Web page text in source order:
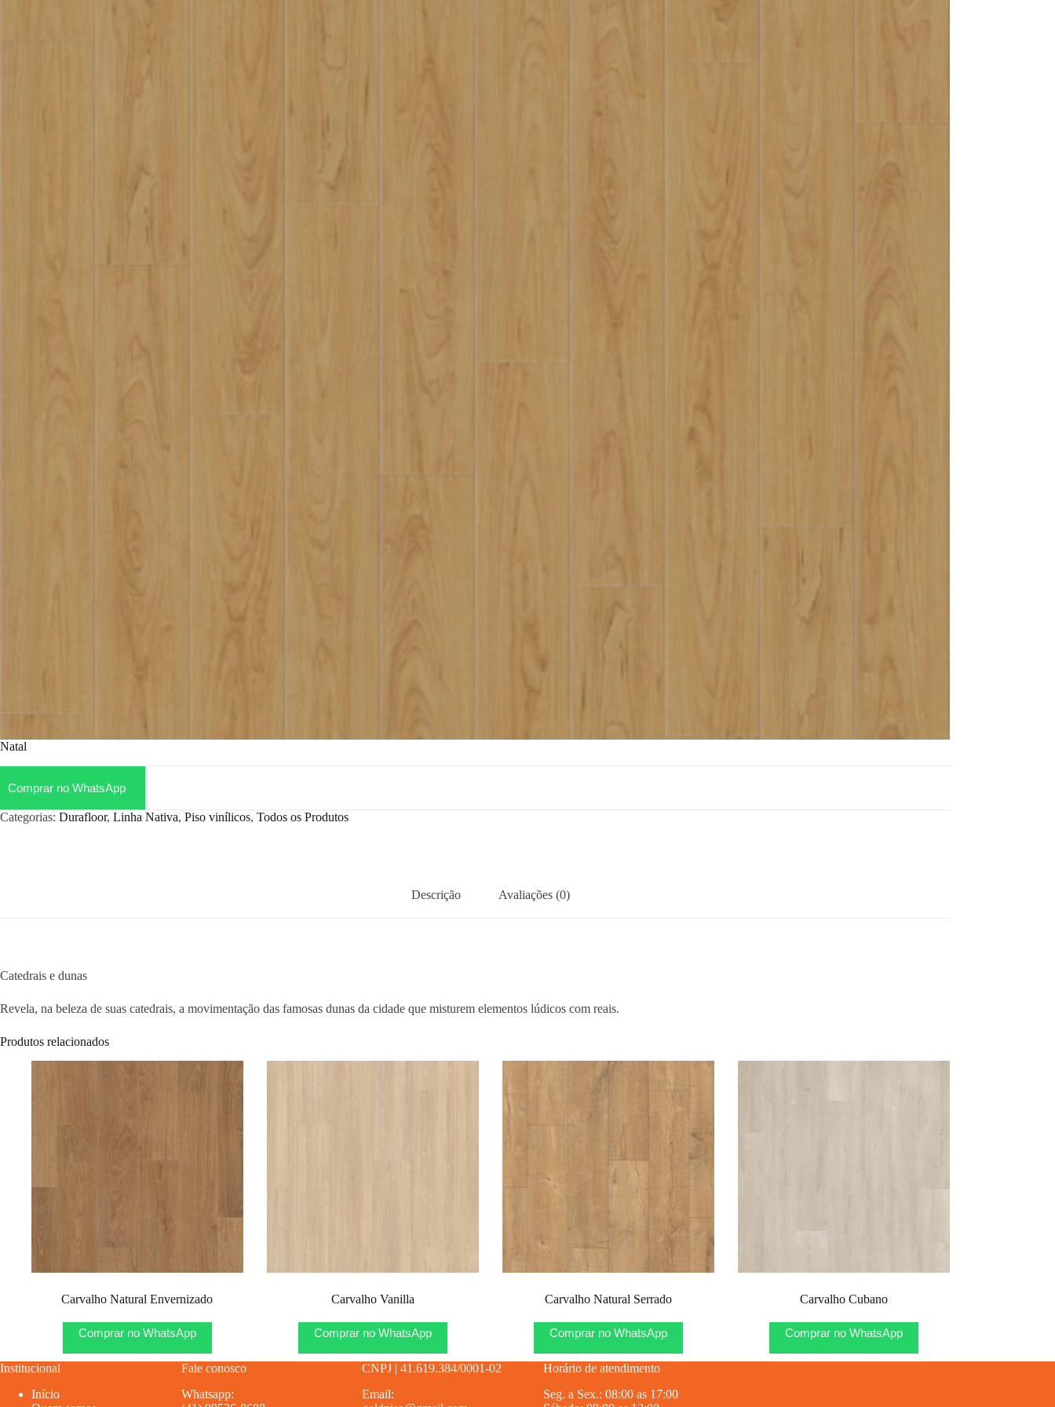
Natal
Comprar no WhatsApp
Categorias: Durafloor, Linha Nativa, Piso vinílicos, Todos os Produtos
Descrição Avaliações (0)
Catedrais e dunas
Revela, na beleza de suas catedrais, a movimentação das famosas dunas da cidade que misturem elementos lúdicos com reais.
Produtos relacionados
Carvalho Natural Envernizado
Comprar no WhatsApp
Carvalho Vanilla
Comprar no WhatsApp
Carvalho Natural Serrado
Comprar no WhatsApp
Carvalho Cubano
Comprar no WhatsApp
Institucional
Início
Fale conosco
Whatsapp:
CNPJ | 41.619.384/0001-02
Email:
Horário de atendimento
Seg. a Sex.: 08:00 as 17:00